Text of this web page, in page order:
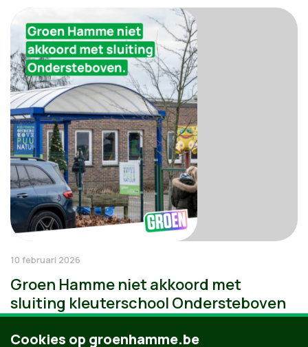
10 februari 2026
Groen Hamme niet akkoord met
sluiting kleuterschool Ondersteboven
Cookies op groenhamme.be